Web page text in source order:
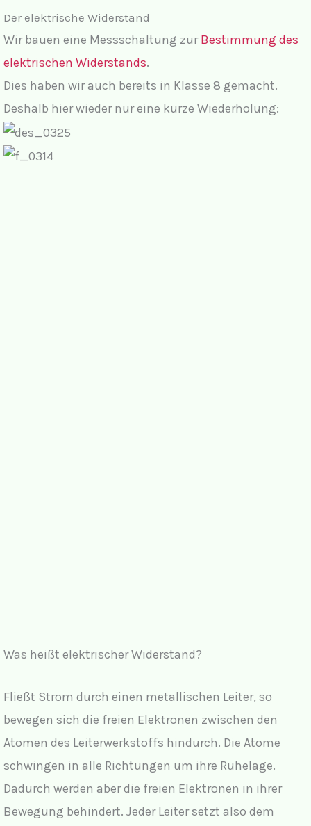
Der elektrische Widerstand
Wir bauen eine Messschaltung zurBestimmung des
elektrischen Widerstands.
Dies haben wir auch bereits in Klasse 8 gemacht.
Deshalb hier wieder nur eine kurze Wiederholung:
Was heißt elektrischer Widerstand?
Fließt Strom durch einen metallischen Leiter, so
bewegen sich die freien Elektronen zwischen den
Atomen des Leiterwerkstoffs hindurch. Die Atome
schwingen in alle Richtungen um ihre Ruhelage.
Dadurch werden aber die freien Elektronen in ihrer
Bewegung behindert. Jeder Leiter setzt also dem